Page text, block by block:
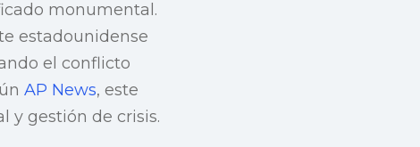
monumental.
estadounidense
el conflicto
AP News, este
y gestión de crisis.